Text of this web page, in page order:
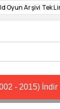
Oyun Arşivi Tek
- 2015) İndir